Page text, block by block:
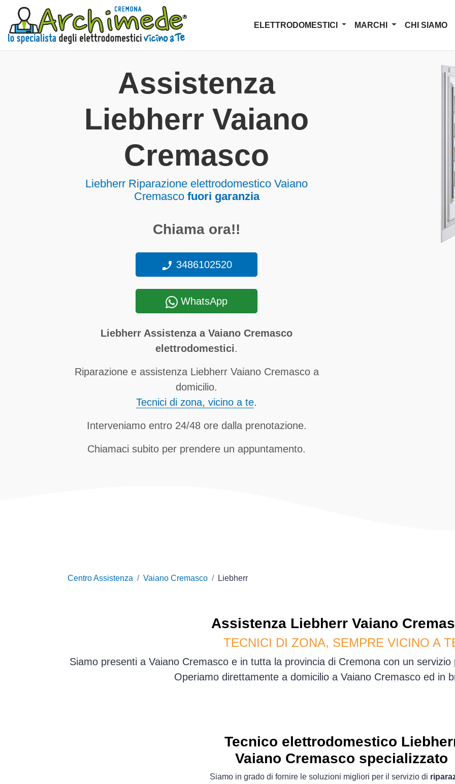
ELETTRODOMESTICI MARCHI CHI SIAMO
Assistenza
Liebherr Vaiano
Cremasco
Liebherr Riparazione elettrodomestico Vaiano
Cremasco fuori garanzia
Chiama ora!!
3486102520
WhatsApp
Liebherr Assistenza a Vaiano Cremasco
elettrodomestici.
Riparazione e assistenza Liebherr Vaiano Cremasco a
domicilio.
Tecnici di zona, vicino a te.
Interveniamo entro 24/48 ore dalla prenotazione.
Chiamaci subito per prendere un appuntamento.
Centro Assistenza Vaiano Cremasco Liebherr
Assistenza LiebherrVaiano
TECNICI DI ZONA, SEMPRE VICINO A
Siamo presenti a Vaiano Cremasco e in tutta la provincia di Cremona con un
Operiamo direttamente a domicilio a Vaiano Cremasco ed in
Tecnico elettrodomestico
Vaiano Cremasco specializzato
Siamo in grado di fornire le soluzioni migliori per il servizio di